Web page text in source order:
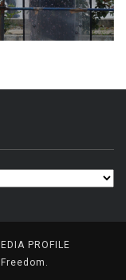
PROFILE
.